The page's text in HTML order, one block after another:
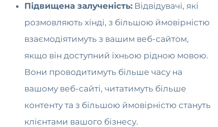
Підвищена залученість: Відвідувачі, які
розмовляють хінді, з більшою ймовірністю
взаємодіятимуть з вашим веб-сайтом,
якщо він доступний їхньою рідною мовою.
Вони проводитимуть більше часу на
вашому веб-сайті, читатимуть більше
контенту та з більшою ймовірністю стануть
клієнтами вашого бізнесу.